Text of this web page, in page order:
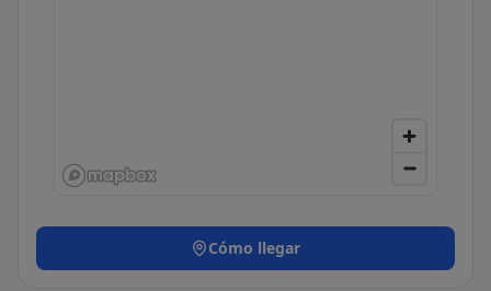
Cómo llegar